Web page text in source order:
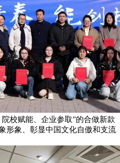
校赋能、企业参取”的合做新款
形象、彰显中国文化自傲和支流